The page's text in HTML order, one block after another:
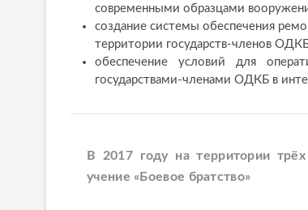
современными образцами
создание системы обеспечения
территории государств-членов
обеспечение условий для
государствами-членами ОДКБ в
В 2017 году на территории
учение «Боевое братство»